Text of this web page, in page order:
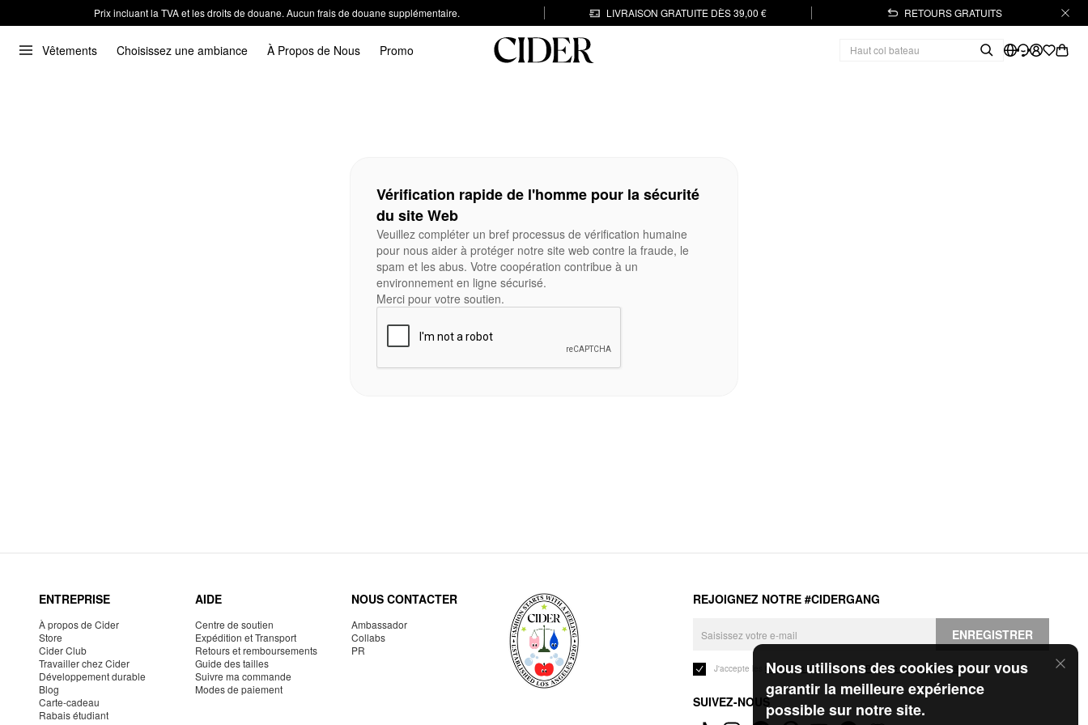
Prix incluant la TVA et les droits de douane. Aucun frais de douane supplémentaire. LIVRAISON GRATUITE DÈS 39,00 € RETOURS GRATUITS
Vêtements Choisissez une ambiance À Propos de Nous Promo
Nous utilisons des cookies pour vous
garantir la meilleure expérience
possible sur notre site.
Vérification rapide de l'homme pour la sécurité
du site Web
Veuillez compléter un bref processus de vérification humaine
pour nous aider à protéger notre site web contre la fraude, le
spam et les abus. Votre coopération contribue à un
environnement en ligne sécurisé.
Merci pour votre soutien.
ENTREPRISE
À propos de Cider
Store
Cider Club
Travailler chez Cider
Développement durable
Blog
Carte-cadeau
Rabais étudiant
AIDE
Centre de soutien
Expédition et Transport
Retours et remboursements
Guide des tailles
Suivre ma commande
Modes de paiement
NOUS CONTACTER
Ambassador
Collabs
PR
REJOIGNEZ NOTRE #CIDERGANG
ENREGISTRER
J'accepte les Conditions généraleset laPolitique de confidentialité.
SUIVEZ-NOUS